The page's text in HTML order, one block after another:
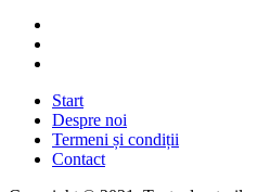
Start
Despre noi
Termeni și condiții
Contact